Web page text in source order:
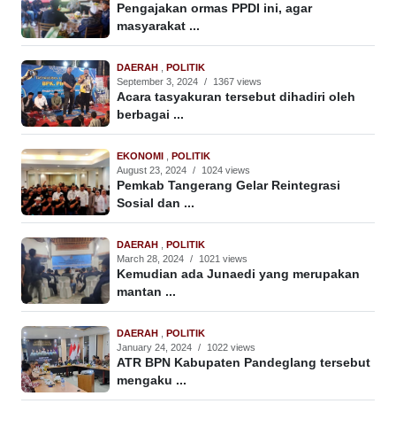
Pengajakan ormas PPDI ini, agar
masyarakat ...
DAERAH
POLITIK
September 3, 2024 / 1367 views
Acara tasyakuran tersebut dihadiri oleh
berbagai ...
EKONOMI
POLITIK
August 23, 2024 / 1024 views
Pemkab Tangerang Gelar Reintegrasi
Sosial dan ...
DAERAH
POLITIK
March 28, 2024 / 1021 views
Kemudian ada Junaedi yang merupakan
mantan ...
DAERAH
POLITIK
January 24, 2024 / 1022 views
ATR BPN Kabupaten Pandeglang tersebut
mengaku ...